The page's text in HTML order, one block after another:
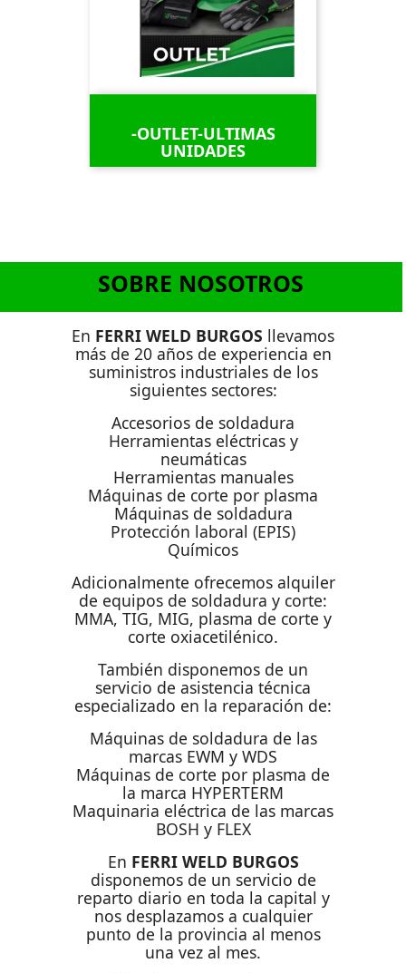
-OUTLET-ULTIMAS
UNIDADES
SOBRE NOSOTROS
En FERRI WELD BURGOS llevamos
más de 20 años de experiencia en
suministros industriales de los
siguientes sectores:
Accesorios de soldadura
Herramientas eléctricas y
neumáticas
Herramientas manuales
Máquinas de corte por plasma
Máquinas de soldadura
Protección laboral (EPIS)
Químicos
Adicionalmente ofrecemos alquiler
de equipos de soldadura y corte:
MMA, TIG, MIG, plasma de corte y
corte oxiacetilénico.
También disponemos de un
servicio de asistencia técnica
especializado en la reparación de:
Máquinas de soldadura de las
marcas EWM y WDS
Máquinas de corte por plasma de
la marca HYPERTERM
Maquinaria eléctrica de las marcas
BOSH y FLEX
En FERRI WELD BURGOS
disponemos de un servicio de
reparto diario en toda la capital y
nos desplazamos a cualquier
punto de la provincia al menos
una vez al mes.